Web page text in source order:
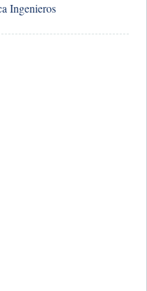
Ingenieros